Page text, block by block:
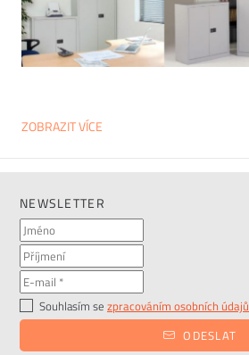
ZOBRAZIT VÍCE
NEWSLETTER
Souhlasím se zpracováním osobních údajů
ODESLAT